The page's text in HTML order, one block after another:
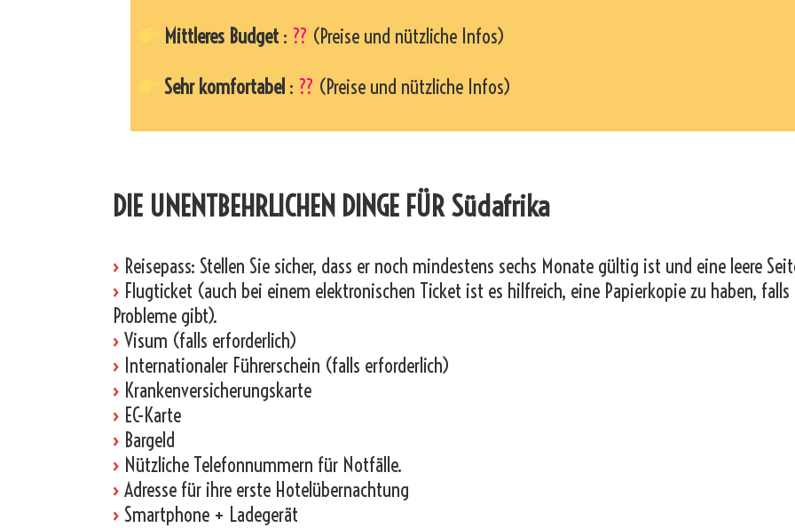
Mittleres Budget : ?? (Preise und nützliche Infos)
Sehr komfortabel : ?? (Preise und nützliche Infos)
DIE UNENTBEHRLICHEN DINGE FÜR Südafrika
› Reisepass: Stellen Sie sicher, dass er noch mindestens sechs Monate gültig ist und eine leere
› Flugticket (auch bei einem elektronischen Ticket ist es hilfreich, eine Papierkopie zu haben, falls
Probleme gibt).
› Visum (falls erforderlich)
› Internationaler Führerschein (falls erforderlich)
› Krankenversicherungskarte
› EC-Karte
› Bargeld
› Nützliche Telefonnummern für Notfälle.
› Adresse für ihre erste Hotelübernachtung
› Smartphone + Ladegerät